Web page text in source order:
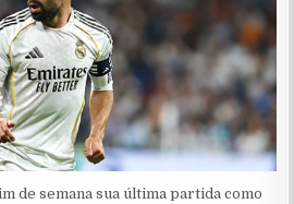
de semana sua última partida como